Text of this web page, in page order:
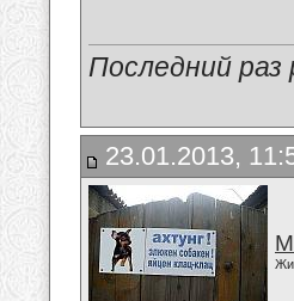
Последний раз
23.01.2013,